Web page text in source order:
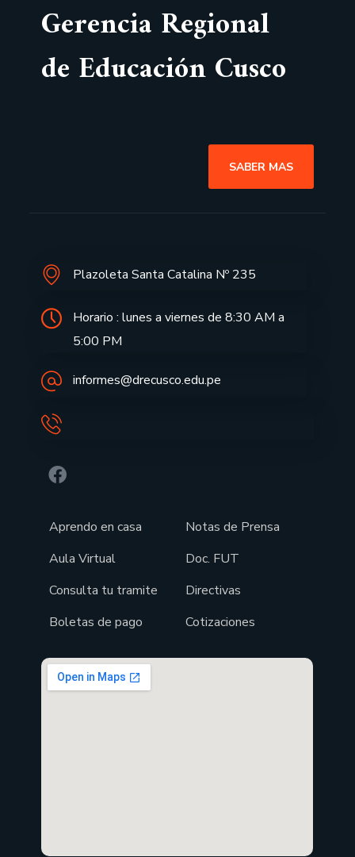
Gerencia Regional
de Educación Cusco
SABER MAS
Plazoleta Santa Catalina Nº 235
Horario : lunes a viernes de 8:30 AM a
5:00 PM
informes@drecusco.edu.pe
Aprendo en casa
Aula Virtual
Consulta tu tramite
Boletas de pago
Notas de Prensa
Doc. FUT
Directivas
Cotizaciones